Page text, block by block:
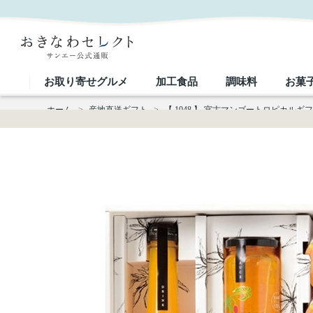
お取り寄せグルメ 加工食品 調味料 お菓
ホーム > 産地直送ギフト > 【 1048 】 宮古マンゴートロピカル